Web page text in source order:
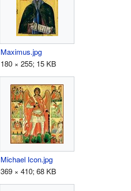
Maximus.jpg
180 × 255; 15 KB
Michael Icon.jpg
369 × 410; 68 KB